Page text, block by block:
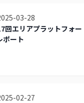
03-28
回エリアプラットフォー
ポート
02-27